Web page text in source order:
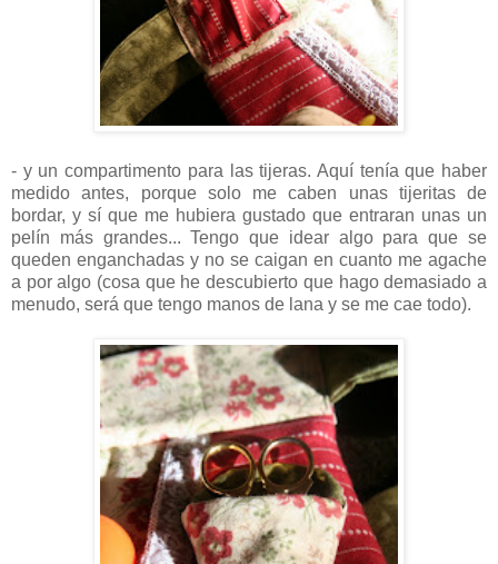
- y un compartimento para las tijeras. Aquí tenía que haber
medido antes, porque solo me caben unas tijeritas de
bordar, y sí que me hubiera gustado que entraran unas un
pelín más grandes... Tengo que idear algo para que se
queden enganchadas y no se caigan en cuanto me agache
a por algo (cosa que he descubierto que hago demasiado a
menudo, será que tengo manos de lana y se me cae todo).